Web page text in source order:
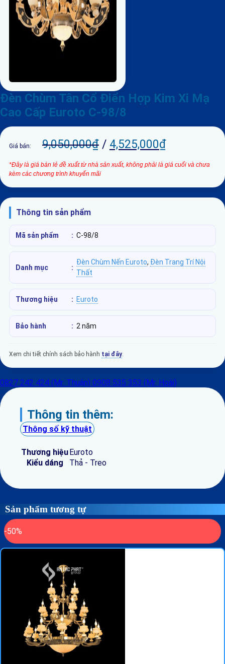
Đèn Chùm Tân Cổ Điển Hợp Kim Xi Mạ
Cao Cấp Euroto C-98/8
Giá bán: 9,050,000₫ / 4,525,000₫
*Đây là giá bán lẻ đề xuất từ nhà sản xuất, không phải là giá cuối và chưa
kèm các chương trình khuyến mãi
Thông tin sản phẩm
Mã sản phẩm : C-98/8
Danh mục :
Đèn Chùm Nến Euroto, Đèn Trang Trí Nội
Thất
Thương hiệu : Euroto
Bảo hành : 2 năm
Xem chi tiết chính sách bảo hành tại đây.
0827 242 424 (Mr. Thuận) 0908 535 353 (Mr. Hoài)
Thông tin thêm:
Thông số kỹ thuật
Thương hiệuEuroto
Kiểu dáng
Thả - Treo
Sản phẩm tương tự
-50%